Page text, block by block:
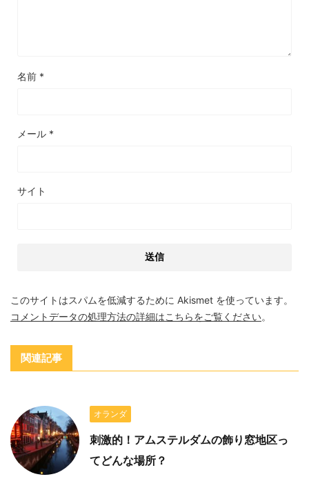
名前 *
メール *
サイト
このサイトはスパムを低減するために Akismet を使っています。
コメントデータの処理方法の詳細はこちらをご覧ください。
関連記事
オランダ
刺激的！アムステルダムの飾り窓地区っ
てどんな場所？